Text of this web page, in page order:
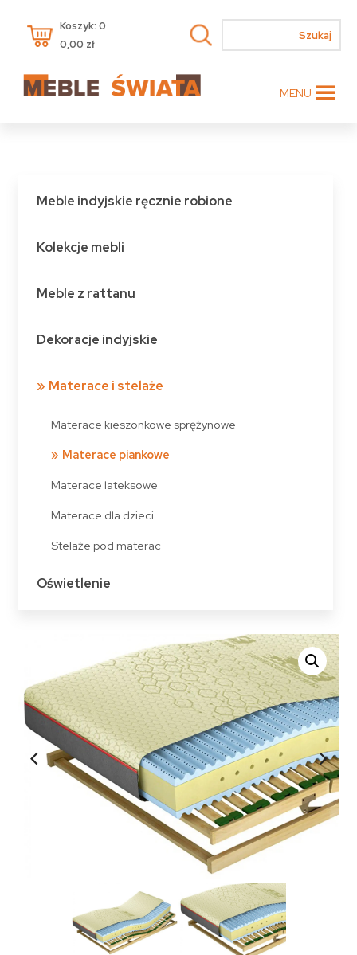
Koszyk: 0
0,00 zł
MENU
Meble indyjskie ręcznie robione
Kolekcje mebli
Meble z rattanu
Dekoracje indyjskie
Materace i stelaże
Materace kieszonkowe sprężynowe
Materace piankowe
Materace lateksowe
Materace dla dzieci
Stelaże pod materac
Oświetlenie